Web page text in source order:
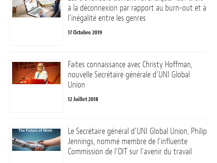
à la déconnexion par rapport au burn-out et à
l’inégalité entre les genres
17 Octobre 2019
Faites connaissance avec Christy Hoffman,
nouvelle Secrétaire générale d’UNI Global
Union
12 Juillet 2018
Le Secrétaire général d’UNI Global Union, Philip
Jennings, nommé membre de l’influente
Commission de l’OIT sur l’avenir du travail